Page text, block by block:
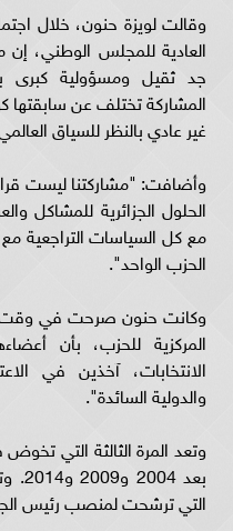
وقالت لويزة حنون، خلال
العادية للمجلس الوطني،
جد ثقيل ومسؤولية كبرى
المشاركة تختلف عن سابقتها
غير عادي بالنظر للسياق
وأضافت: "مشاركتنا ليست
الحلول الجزائرية للمشاكل
مع كل السياسات التراجعية
الحزب الواحد".
وكانت حنون صرحت في وقت
المركزية للحزب، بأن
الانتخابات، آخذين في
والدولية السائدة".
وتعد المرة الثالثة التي تخوض
بعد
التي ترشحت لمنصب رئيس